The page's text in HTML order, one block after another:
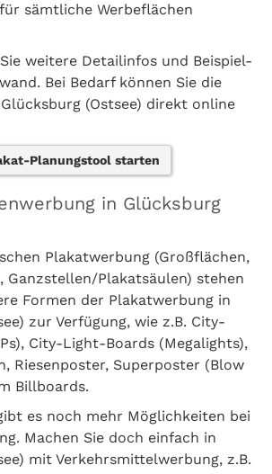
sämtliche Werbeflächen
weitere Detailinfos und Beispiel-
Bei Bedarf können Sie die
(Ostsee) direkt online
Planungstool starten
in Glücksburg
Plakatwerbung (Großflächen,
Ganzstellen/Plakatsäulen) stehen
Formen der Plakatwerbung in
zur Verfügung, wie z.B. City-
City-Light-Boards (Megalights),
Riesenposter, Superposter (Blow
Billboards.
es noch mehr Möglichkeiten bei
Machen Sie doch einfach in
mit Verkehrsmittelwerbung, z.B.